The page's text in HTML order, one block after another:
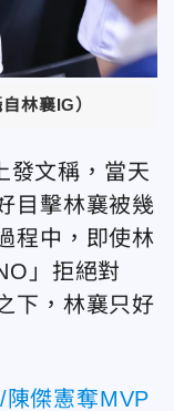
林襄IG）
發文稱，當天
目擊林襄被幾
程中，即使林
」拒絕對
下，林襄只好
陳傑憲奪MVP